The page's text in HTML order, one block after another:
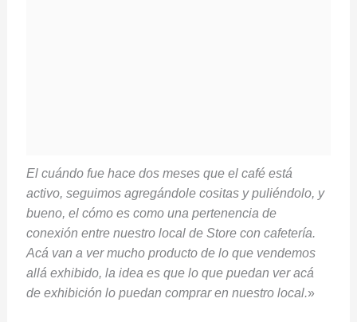
El cuándo fue hace dos meses que el café está
activo, seguimos agregándole cositas y puliéndolo, y
bueno, el cómo es como una pertenencia de
conexión entre nuestro local de Store con cafetería.
Acá van a ver mucho producto de lo que vendemos
allá exhibido, la idea es que lo que puedan ver acá
de exhibición lo puedan comprar en nuestro local.»